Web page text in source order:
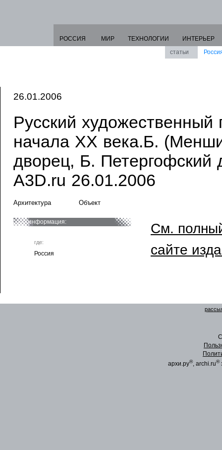
РОССИЯ МИР ТЕХНОЛОГИИ
ИНТЕРЬЕР
статьи
26.01.2006
Русский художественный
начала XX века.Б.
дворец, Б. Петергофский
A3D.ru 26.01.2006
Архитектура Объект
информация:
где:
Россия
См.
сайте
архи.ру®, archi.ru®